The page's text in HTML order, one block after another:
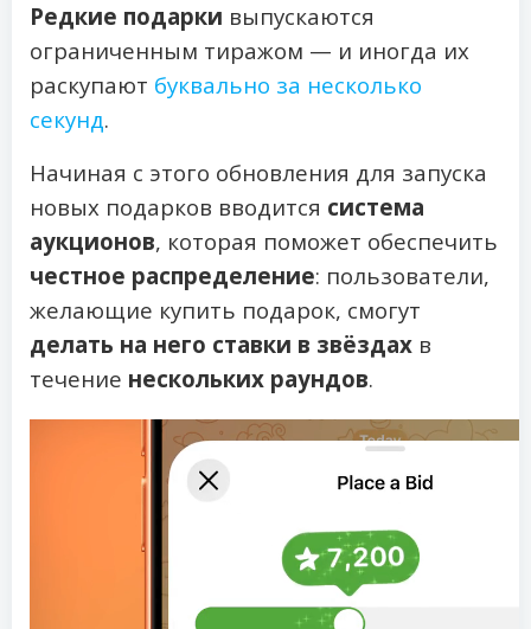
Редкие подарки выпускаются
ограниченным тиражом — и иногда их
раскупают буквально за несколько
секунд.
Начиная с этого обновления для запуска
новых подарков вводится система
аукционов, которая поможет обеспечить
честное распределение: пользователи,
желающие купить подарок, смогут
делать на него ставки в звёздах в
течение нескольких раундов.